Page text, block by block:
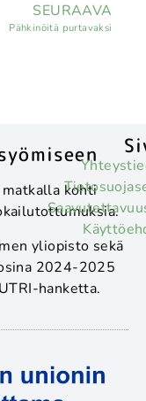
SEURAAVA
Pähkinöitä purtavaksi
kohti
yliopisto sekä
2024-2025
hanketta.